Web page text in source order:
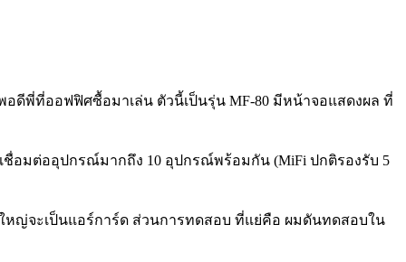
พอดีพี่ที่ออฟฟิศซื้อมาเล่น ตัวนี้เป็นรุ่น MF-80 มีหน้าจอแสดงผล ที่
รเชื่อมต่ออุปกรณ์มากถึง 10 อุปกรณ์พร้อมกัน (MiFi ปกติรองรับ 5
ใหญ่จะเป็นแอร์การ์ด ส่วนการทดสอบ ที่แย่คือ ผมดันทดสอบใน